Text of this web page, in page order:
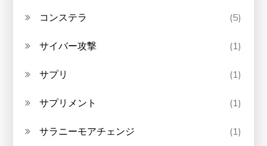
コンステラ (5)
サイバー攻撃 (1)
サプリ (1)
サプリメント (1)
サラニーモアチェンジ (1)